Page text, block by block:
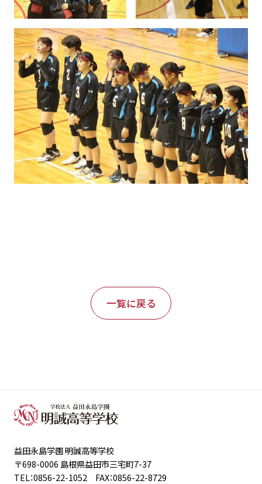
一覧に戻る
益田永島学園 明誠高等学校
〒698-0006 島根県益田市三宅町7-37
TEL：0856-22-1052 FAX：0856-22-8729